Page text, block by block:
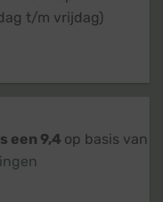
t/m vrijdag)
een 9,4 op basis van